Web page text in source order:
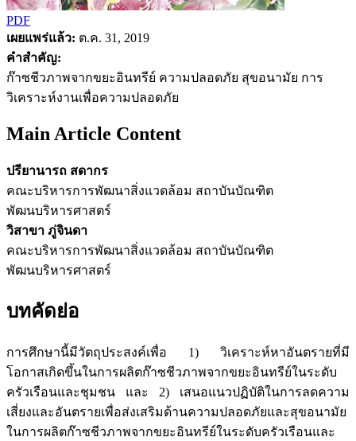
PDF
เผยแพร่แล้ว: ต.ค. 31, 2019
คำสำคัญ:
ก๊าซชีวภาพจากขยะอินทรีย์ ความปลอดภัย สุขอนามัย การ
วิเคราะห์งานเพื่อความปลอดภัย
Main Article Content
ปรียานารถ สดากร
คณะบริหารการพัฒนาสิ่งแวดล้อม สถาบันบัณฑิต
พัฒนบริหารศาสตร์
วิสาขา ภู่จินดา
คณะบริหารการพัฒนาสิ่งแวดล้อม สถาบันบัณฑิต
พัฒนบริหารศาสตร์
บทคัดย่อ
การศึกษานี้มีวัตถุประสงค์เพื่อ 1) วิเคราะห์หาอันตรายที่มี
โอกาสเกิดขึ้นในการผลิตก๊าซชีวภาพจากขยะอินทรีย์ในระดับ
ครัวเรือนและชุมชน และ 2) เสนอแนวปฏิบัติในการลดความ
เสี่ยงและอันตรายเพื่อส่งเสริมด้านความปลอดภัยและสุขอนามัย
ในการผลิตก๊าซชีวภาพจากขยะอินทรีย์ในระดับครัวเรือนและ